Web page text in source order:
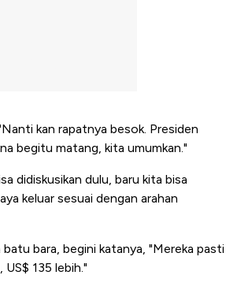
kan rapatnya besok. Presiden
begitu matang, kita umumkan."
didiskusikan dulu, baru kita bisa
keluar sesuai dengan arahan
bara, begini katanya, "Mereka pasti
135 lebih."